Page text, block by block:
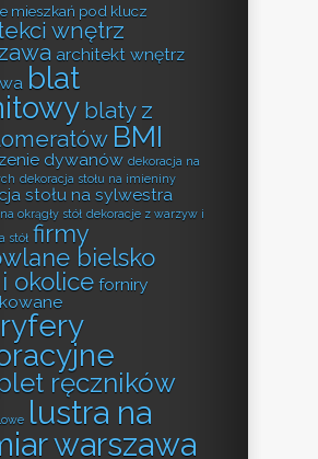
mieszkań pod klucz
wnętrz
architekt wnętrz
blat
blaty z
BMI
dywanów dekoracja na
dekoracja stołu na imieniny
stołu na sylwestra
okrągły stół dekoracje z warzyw i
stół firmy
bielsko
i okolice forniry
ręczników
lustra na
warszawa